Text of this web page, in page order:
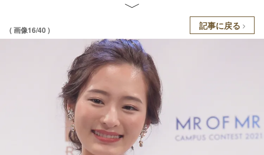
( 画像16/40 ) 記事に戻る